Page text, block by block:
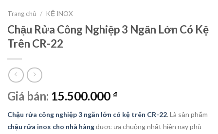
Trang chủ / KỆ INOX
Chậu Rửa Công Nghiệp 3 Ngăn Lớn Có Kệ
Trên CR-22
Giá bán: 15.500.000 ₫
Chậu rửa công nghiệp 3 ngăn lớn có kệ trên CR-22. Là sản phẩm
chậu rửa inox cho nhà hàngđược ưa chuộng nhất hiện nay phù